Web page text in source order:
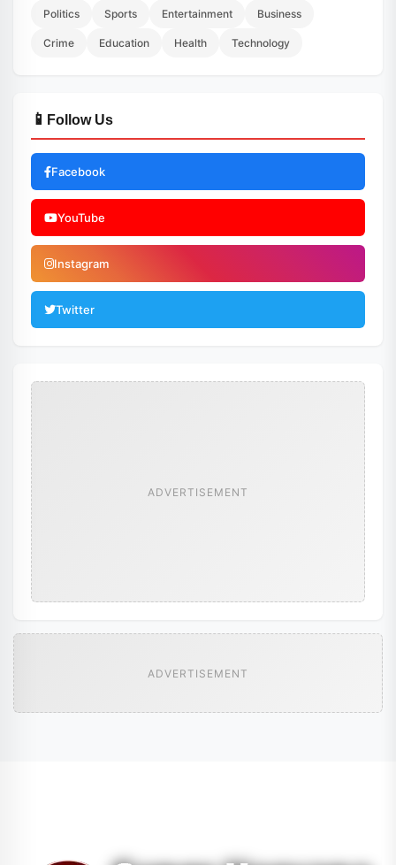
Politics Sports Entertainment Business
Crime Education Health Technology
📱 Follow Us
Facebook
YouTube
Instagram
Twitter
ADVERTISEMENT
ADVERTISEMENT